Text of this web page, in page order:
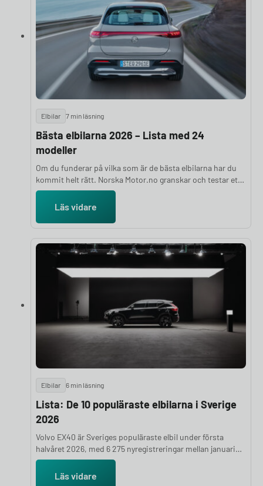
Elbilar 7 min läsning
Bästa elbilarna 2026 – Lista med 24
modeller
Om du funderar på vilka som är de bästa elbilarna har du
kommit helt rätt. Norska Motor.no granskar och testar ett
stort antal elbilar varje år för att ge dig en objektiv och
välgrundad ranking. Bedömningarna bygger på en hel rad
lastutrymme och prisvärdhet, kombinerat med
presenterar vi de 24 bästa elbilarna 2026.
Läs vidare
Elbilar 6 min läsning
Lista: De 10 populäraste elbilarna i Sverige
2026
Volvo EX40 är Sveriges populäraste elbil under första
halvåret 2026, med 6 275 nyregistreringar mellan januari
och juni. Det är klart fler än tvåan Tesla Model Y som
registrerats 4 862 gånger under samma period. Här är de
Läs vidare